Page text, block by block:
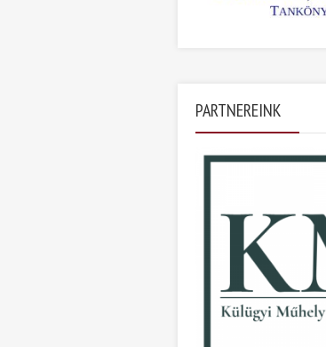
PARTNEREINK